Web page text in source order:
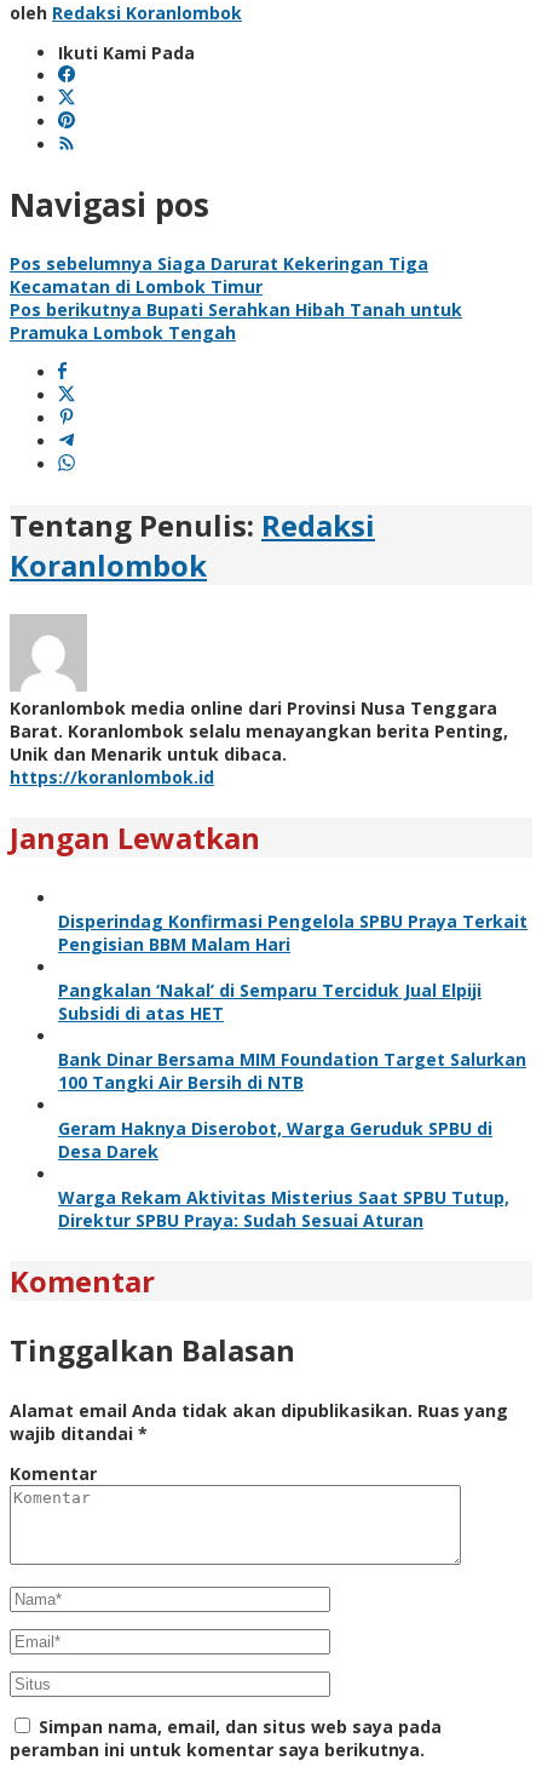
oleh Redaksi Koranlombok
Ikuti Kami Pada
Navigasi pos
Pos sebelumnya Siaga Darurat Kekeringan Tiga
Kecamatan di Lombok Timur
Pos berikutnya Bupati Serahkan Hibah Tanah untuk
Pramuka Lombok Tengah
Tentang Penulis: Redaksi
Koranlombok
Koranlombok media online dari Provinsi Nusa Tenggara
Barat. Koranlombok selalu menayangkan berita Penting,
Unik dan Menarik untuk dibaca.
https://koranlombok.id
Jangan Lewatkan
Disperindag Konfirmasi Pengelola SPBU Praya Terkait
Pengisian BBM Malam Hari
Pangkalan ‘Nakal’ di Semparu Terciduk Jual Elpiji
Subsidi di atas HET
Bank Dinar Bersama MIM Foundation Target Salurkan
100 Tangki Air Bersih di NTB
Geram Haknya Diserobot, Warga Geruduk SPBU di
Desa Darek
Warga Rekam Aktivitas Misterius Saat SPBU Tutup,
Direktur SPBU Praya: Sudah Sesuai Aturan
Komentar
Tinggalkan Balasan
Alamat email Anda tidak akan dipublikasikan. Ruas yang
wajib ditandai *
Komentar
Simpan nama, email, dan situs web saya pada
peramban ini untuk komentar saya berikutnya.